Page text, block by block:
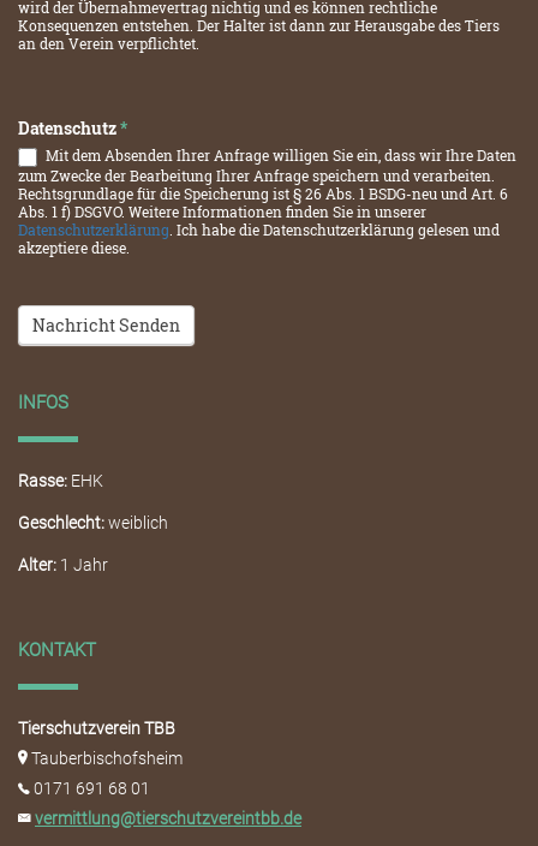
wird der Übernahmevertrag nichtig und es können rechtliche
Konsequenzen entstehen. Der Halter ist dann zur Herausgabe des Tiers
an den Verein verpflichtet.
Datenschutz*
Mit dem Absenden Ihrer Anfrage willigen Sie ein, dass wir Ihre Daten
zum Zwecke der Bearbeitung Ihrer Anfrage speichern und verarbeiten.
Rechtsgrundlage für die Speicherung ist § 26 Abs. 1 BSDG-neu und Art. 6
Abs. 1 f) DSGVO. Weitere Informationen finden Sie in unserer
Datenschutzerklärung . Ich habe die Datenschutzerklärung gelesen und
akzeptiere diese.
Nachricht Senden
INFOS
Rasse: EHK
Geschlecht:weiblich
Alter: 1 Jahr
KONTAKT
Tierschutzverein TBB
Tauberbischofsheim
0171 691 68 01
vermittlung@tierschutzvereintbb.de